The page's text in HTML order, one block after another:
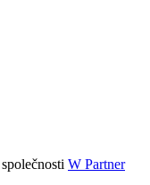
W Partner